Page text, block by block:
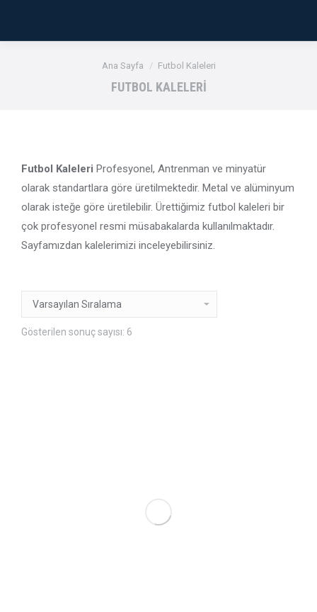
Buradasınız:
Ana Sayfa Futbol Kaleleri
FUTBOL KALELERI
Futbol Kaleleri Profesyonel, Antrenman ve minyatür
olarak standartlara göre üretilmektedir. Metal ve alüminyum
olarak isteğe göre üretilebilir. Ürettiğimiz futbol kaleleri bir
çok profesyonel resmi müsabakalarda kullanılmaktadır.
Sayfamızdan kalelerimizi inceleyebilirsiniz.
Gösterilen sonuç sayısı: 6